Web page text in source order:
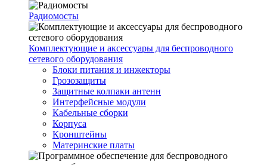
Радиомосты
Комплектующие и аксессуары для беспроводного
сетевого оборудования
Блоки питания и инжекторы
Грозозащиты
Защитные колпаки антенн
Интерфейсные модули
Кабельные сборки
Корпуса
Кронштейны
Материнские платы